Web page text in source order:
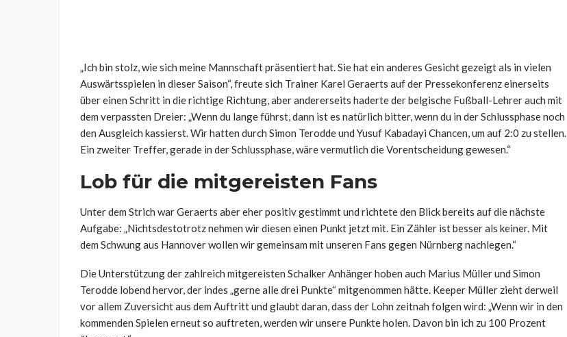
„Ich bin stolz, wie sich meine Mannschaft präsentiert hat. Sie hat ein anderes Gesicht gezeigt als in vielen
Auswärtsspielen in dieser Saison“, freute sich Trainer Karel Geraerts auf der Pressekonferenz einerseits
über einen Schritt in die richtige Richtung, aber andererseits haderte der belgische Fußball-Lehrer auch mit
dem verpassten Dreier: „Wenn du lange führst, dann ist es natürlich bitter, wenn du in der Schlussphase noch
den Ausgleich kassierst. Wir hatten durch Simon Terodde und Yusuf Kabadayi Chancen, um auf 2:0 zu stellen.
Ein zweiter Treffer, gerade in der Schlussphase, wäre vermutlich die Vorentscheidung gewesen.“
Lob für die mitgereisten Fans
Unter dem Strich war Geraerts aber eher positiv gestimmt und richtete den Blick bereits auf die nächste
Aufgabe: „Nichtsdestotrotz nehmen wir diesen einen Punkt jetzt mit. Ein Zähler ist besser als keiner. Mit
dem Schwung aus Hannover wollen wir gemeinsam mit unseren Fans gegen Nürnberg nachlegen.“
Die Unterstützung der zahlreich mitgereisten Schalker Anhänger hoben auch Marius Müller und Simon
Terodde lobend hervor, der indes „gerne alle drei Punkte“ mitgenommen hätte. Keeper Müller zieht derweil
vor allem Zuversicht aus dem Auftritt und glaubt daran, dass der Lohn zeitnah folgen wird: „Wenn wir in den
kommenden Spielen erneut so auftreten, werden wir unsere Punkte holen. Davon bin ich zu 100 Prozent